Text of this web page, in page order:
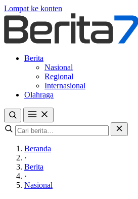
Lompat ke konten
Berita
Nasional
Regional
Internasional
Olahraga
Beranda
·
Berita
·
Nasional